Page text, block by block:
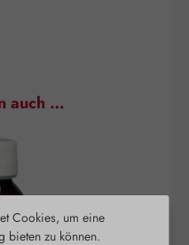
auch …
Cookies, um eine
bieten zu können.